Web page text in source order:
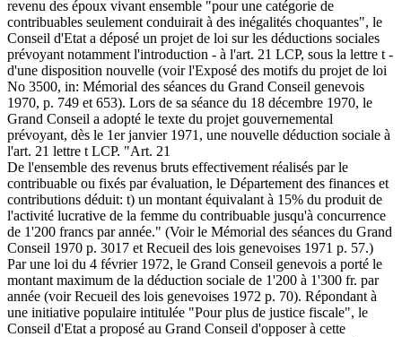
revenu des époux vivant ensemble "pour une catégorie de
contribuables seulement conduirait à des inégalités choquantes", le
Conseil d'Etat a déposé un projet de loi sur les déductions sociales
prévoyant notamment l'introduction - à l'art. 21 LCP, sous la lettre t -
d'une disposition nouvelle (voir l'Exposé des motifs du projet de loi
No 3500, in: Mémorial des séances du Grand Conseil genevois
1970, p. 749 et 653). Lors de sa séance du 18 décembre 1970, le
Grand Conseil a adopté le texte du projet gouvernemental
prévoyant, dès le 1er janvier 1971, une nouvelle déduction sociale à
l'art. 21 lettre t LCP. "Art. 21
De l'ensemble des revenus bruts effectivement réalisés par le
contribuable ou fixés par évaluation, le Département des finances et
contributions déduit: t) un montant équivalant à 15% du produit de
l'activité lucrative de la femme du contribuable jusqu'à concurrence
de 1'200 francs par année." (Voir le Mémorial des séances du Grand
Conseil 1970 p. 3017 et Recueil des lois genevoises 1971 p. 57.)
Par une loi du 4 février 1972, le Grand Conseil genevois a porté le
montant maximum de la déduction sociale de 1'200 à 1'300 fr. par
année (voir Recueil des lois genevoises 1972 p. 70). Répondant à
une initiative populaire intitulée "Pour plus de justice fiscale", le
Conseil d'Etat a proposé au Grand Conseil d'opposer à cette